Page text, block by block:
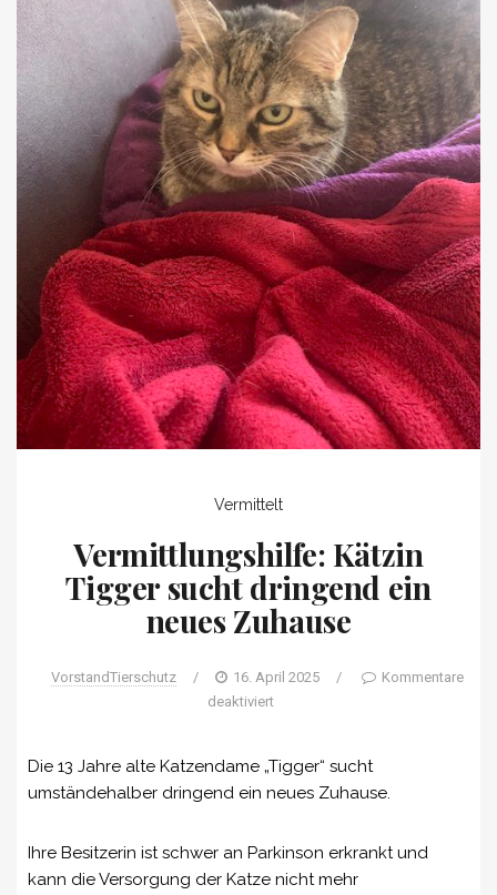
Vermittelt
Vermittlungshilfe: Kätzin
Tigger sucht dringend ein
neues Zuhause
VorstandTierschutz / 16. April 2025 /
Kommentare
deaktiviert
Die 13 Jahre alte Katzendame „Tigger“ sucht
umständehalber dringend ein neues Zuhause.
Ihre Besitzerin ist schwer an Parkinson erkrankt und
kann die Versorgung der Katze nicht mehr